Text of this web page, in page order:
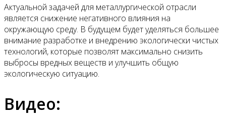
Актуальной задачей для металлургической отрасли
является снижение негативного влияния на
окружающую среду. В будущем будет уделяться большее
внимание разработке и внедрению экологически чистых
технологий, которые позволят максимально снизить
выбросы вредных веществ и улучшить общую
экологическую ситуацию.
Видео: